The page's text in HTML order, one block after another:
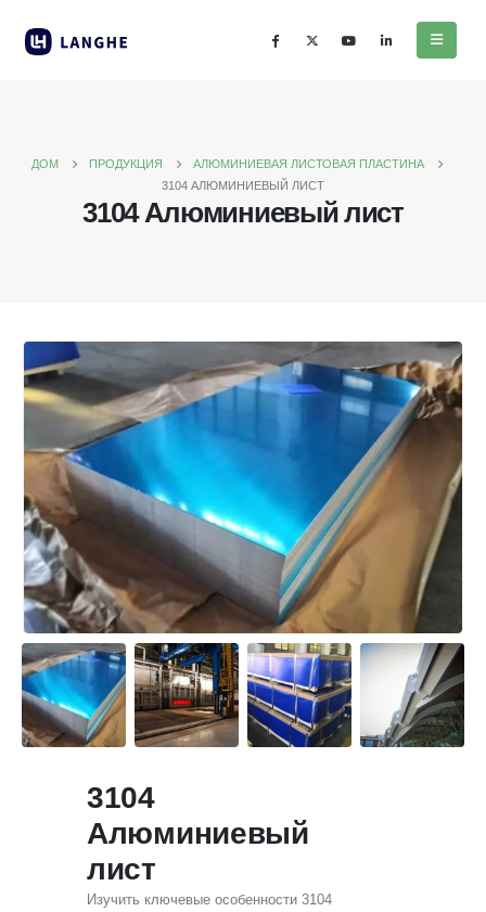
ДОМ ПРОДУКЦИЯ
АЛЮМИНИЕВАЯ ЛИСТОВАЯ ПЛАСТИНА
3104 АЛЮМИНИЕВЫЙ ЛИСТ
3104 Алюминиевый лист
3104
Алюминиевый
лист
Изучить ключевые особенности 3104